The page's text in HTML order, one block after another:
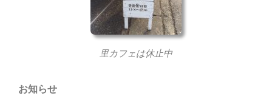
里カフェは休止中
お知らせ